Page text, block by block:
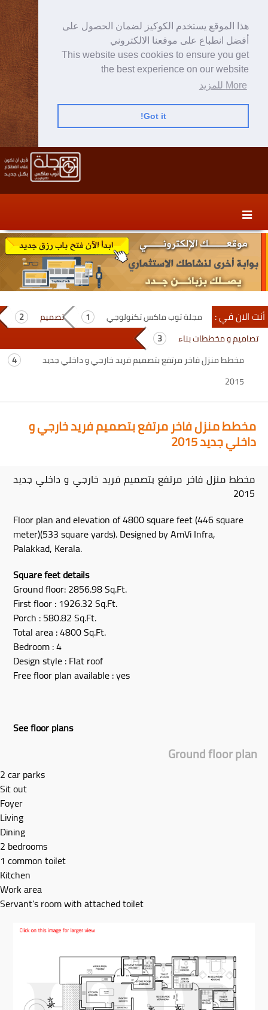
هذا الموقع يستخدم الكوكيز لضمان الحصول على
أفضل انطباع على موقعنا الالكتروني
This website uses cookies to ensure you get
the best experience on our website
More للمزيد
Got it!
content
secondary
content
أنت الان في : مجلة توب ماكس تكنولوجي
تصميم
تصاميم و مخططات بناء
مخطط منزل فاخر مرتفع بتصميم فريد خارجي و داخلي جديد
2015
مخطط منزل فاخر مرتفع بتصميم فريد خارجي و
داخلي جديد 2015
مخطط منزل فاخر مرتفع بتصميم فريد خارجي و داخلي جديد
2015
Floor plan and elevation of 4800 square feet (446 square
meter)(533 square yards). Designed by AmVi Infra,
Palakkad, Kerala.
Square feet details
Ground floor: 2856.98 Sq.Ft.
First floor : 1926.32 Sq.Ft.
Porch : 580.82 Sq.Ft.
Total area : 4800 Sq.Ft.
Bedroom : 4
Design style : Flat roof
Free floor plan available : yes
See floor plans
Ground floor plan
2 car parks
Sit out
Foyer
Living
Dining
2 bedrooms
1 common toilet
Kitchen
Work area
Servant’s room with attached toilet